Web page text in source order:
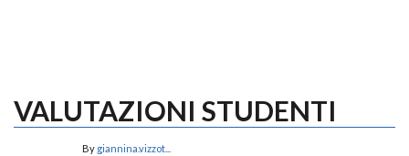
VALUTAZIONI STUDENTI
By giannina.vizzot...